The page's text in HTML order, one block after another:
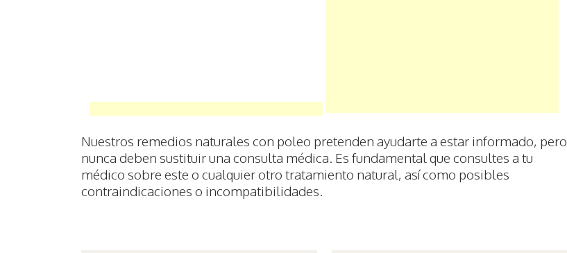
Nuestros remedios naturales con poleo pretenden ayudarte a estar informado, pero
nunca deben sustituir una consulta médica. Es fundamental que consultes a tu
médico sobre este o cualquier otro tratamiento natural, así como posibles
contraindicaciones o incompatibilidades.